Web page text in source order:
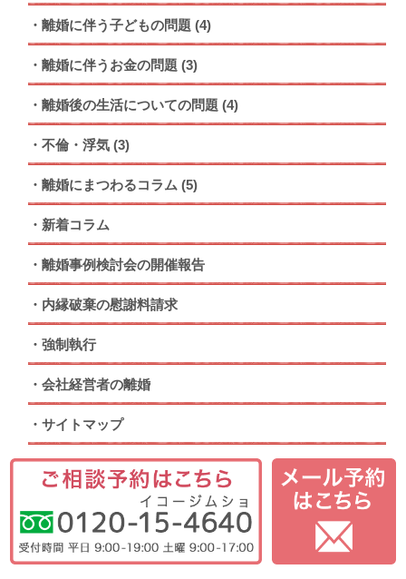
離婚に伴う子どもの問題 (4)
離婚に伴うお金の問題 (3)
離婚後の生活についての問題 (4)
不倫・浮気 (3)
離婚にまつわるコラム (5)
新着コラム
離婚事例検討会の開催報告
内縁破棄の慰謝料請求
強制執行
会社経営者の離婚
サイトマップ